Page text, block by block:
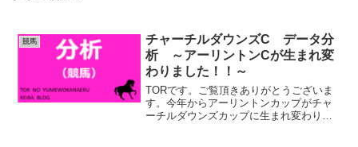
競馬
チャーチルダウンズC データ分
析 ～アーリントンCが生まれ変
わりました！！～
TORです。ご覧頂きありがとうございま
す。今年からアーリントンカップがチャ
ーチルダウンズカップに生まれ変わりま